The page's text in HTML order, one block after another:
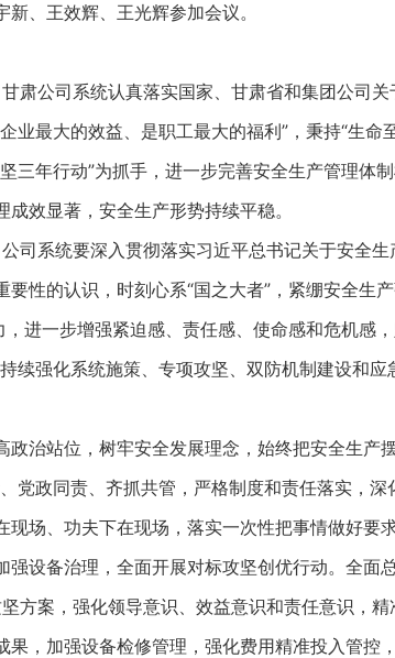
、王效辉、王光辉参加会议。
公司系统认真落实国家、甘肃省和集团公司关
业最大的效益、是职工最大的福利”，秉持“生命
三年行动”为抓手，进一步完善安全生产管理体
效显著，安全生产形势持续平稳。
系统要深入贯彻落实习近平总书记关于安全生
性的认识，时刻心系“国之大者”，紧绷安全生
，进一步增强紧迫感、责任感、使命感和危机感
续强化系统施策、专项攻坚、双防机制建设和
治站位，树牢安全发展理念，始终把安全生产
党政同责、齐抓共管，严格制度和责任落实，
场、功夫下在现场，落实一次性把事情做好要
设备治理，全面开展对标攻坚创优行动。全面
方案，强化领导意识、效益意识和责任意识，
，加强设备检修管理，强化费用精准投入管控